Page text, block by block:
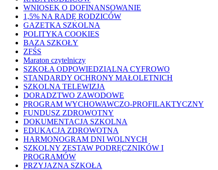
WNIOSEK O DOFINANSOWANIE
1,5% NA RADĘ RODZICÓW
GAZETKA SZKOLNA
POLITYKA COOKIES
BAZA SZKOŁY
ZFŚS
Maraton czytelniczy
SZKOŁA ODPOWIEDZIALNA CYFROWO
STANDARDY OCHRONY MAŁOLETNICH
SZKOLNA TELEWIZJA
DORADZTWO ZAWODOWE
PROGRAM WYCHOWAWCZO-PROFILAKTYCZNY
FUNDUSZ ZDROWOTNY
DOKUMENTACJA SZKOLNA
EDUKACJA ZDROWOTNA
HARMONOGRAM DNI WOLNYCH
SZKOLNY ZESTAW PODRĘCZNIKÓW I
PROGRAMÓW
PRZYJAZNA SZKOŁA